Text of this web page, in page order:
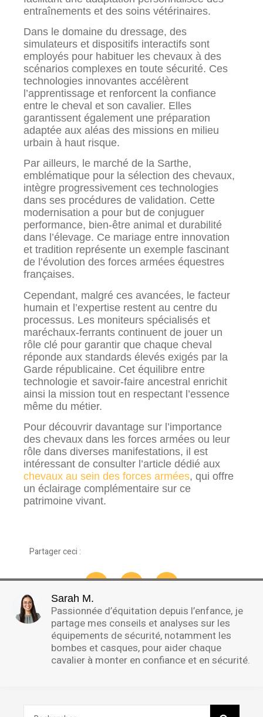
entraînements et des soins vétérinaires.
Dans le domaine du dressage, des
simulateurs et dispositifs interactifs sont
employés pour habituer les chevaux à des
scénarios complexes en toute sécurité. Ces
technologies innovantes accélèrent
l’apprentissage et renforcent la confiance
entre le cheval et son cavalier. Elles
garantissent également une préparation
adaptée aux aléas des missions en milieu
urbain à haut risque.
Par ailleurs, le marché de la Sarthe,
emblématique pour la sélection des chevaux,
intègre progressivement ces technologies
dans ses procédures de validation. Cette
modernisation a pour but de conjuguer
performance, bien-être animal et durabilité
dans l’élevage. Ce mariage entre innovation
et tradition représente un exemple fascinant
de l’évolution des forces armées équestres
françaises.
Cependant, malgré ces avancées, le facteur
humain et l’expertise restent au centre du
processus. Les moniteurs spécialisés et
maréchaux-ferrants continuent de jouer un
rôle clé pour garantir que chaque cheval
réponde aux standards élevés exigés par la
Garde républicaine. Cet équilibre entre
technologie et savoir-faire ancestral enrichit
ainsi la mission tout en respectant l’essence
même du métier.
Pour découvrir davantage sur l’importance
des chevaux dans les forces armées ou leur
rôle dans diverses manifestations, il est
intéressant de consulter l’article dédié aux
chevaux au sein des forces armées, qui offre
un éclairage complémentaire sur ce
patrimoine vivant.
Partager ceci :
Sarah M.
Passionnée d’équitation depuis l’enfance, je
partage mes conseils et analyses sur les
équipements de sécurité, notamment les
bombes et casques, pour aider chaque
cavalier à monter en confiance et en sécurité.